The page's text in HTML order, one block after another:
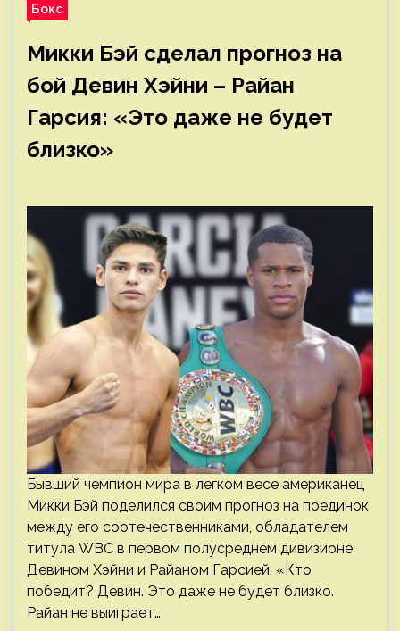
Бокс
Микки Бэй сделал прогноз на
бой Девин Хэйни – Райан
Гарсия: «Это даже не будет
близко»
Бывший чемпион мира в легком весе американец
Микки Бэй поделился своим прогноз на поединок
между его соотечественниками, обладателем
титула WBC в первом полусреднем дивизионе
Девином Хэйни и Райаном Гарсией. «Кто
победит? Девин. Это даже не будет близко.
Райан не выиграет…